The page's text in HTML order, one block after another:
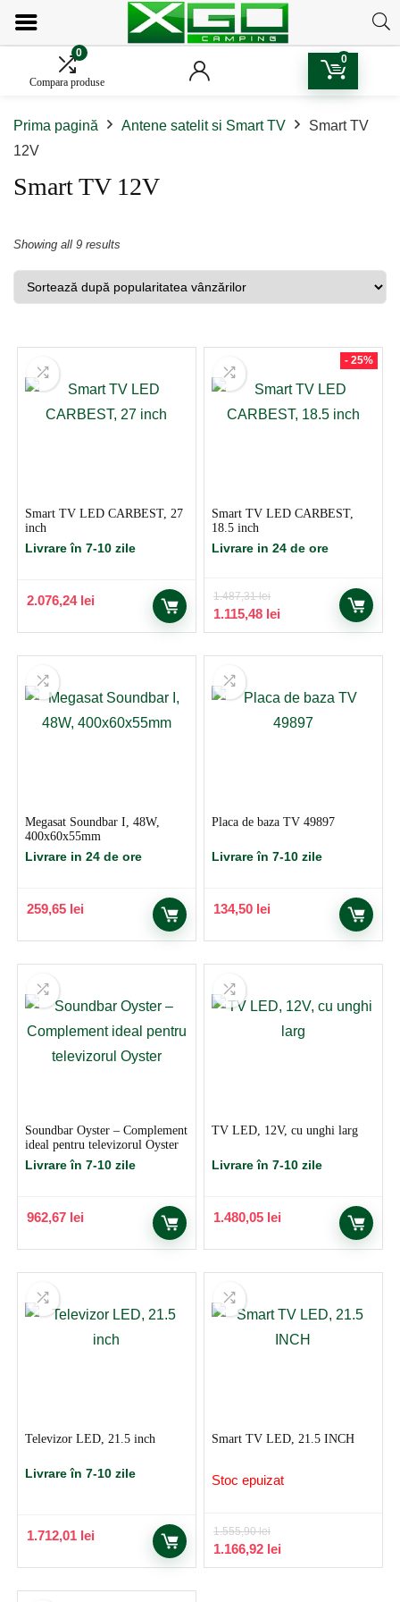
0
Compara produse
0
Prima pagină Antene satelit si Smart TV
Smart TV
12V
Smart TV 12V
Showing all 9 results
by
popularity
Smart TV LED CARBEST, 27
inch
Livrare în 7-10 zile
2.076,24 lei
- 25%
Smart TV LED CARBEST,
18.5 inch
Livrare in 24 de ore
1.487,31lei
Prețul
inițial
1.487,31 lei.
1.115,48 lei
curent
Megasat Soundbar I, 48W,
400x60x55mm
Livrare in 24 de ore
259,65 lei
Placa de baza TV 49897
Livrare în 7-10 zile
134,50 lei
Soundbar Oyster – Complement
ideal pentru televizorul Oyster
Livrare în 7-10 zile
962,67 lei
TV LED, 12V, cu unghi larg
Livrare în 7-10 zile
1.480,05 lei
Televizor LED, 21.5 inch
Livrare în 7-10 zile
1.712,01 lei
Smart TV LED, 21.5 INCH
Stoc epuizat
1.555,90lei
Prețul
inițial
1.166,92 lei
curent